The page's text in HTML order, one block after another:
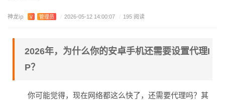
神龙ip V 管理员 / 2026-05-12 14:00:07 / 195 阅读
2026年，为什么你的安卓手机还需要设置代理I
P？
你可能觉得，现在网络都这么快了，还需要代理吗？其